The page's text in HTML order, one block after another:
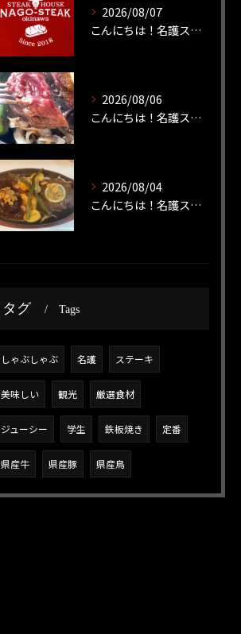
2026/08/07
こんにちは！名護ステーキです！
2026/08/06
こんにちは！名護ステーキです！
2026/08/04
こんにちは！名護ステーキです！
タグ Tags
しゃぶしゃぶ 名護 ステーキ
美味しい 観光 厳選食材
ジューシー 学生 鉄板焼き 定番
県産牛 県産豚 県産鳥